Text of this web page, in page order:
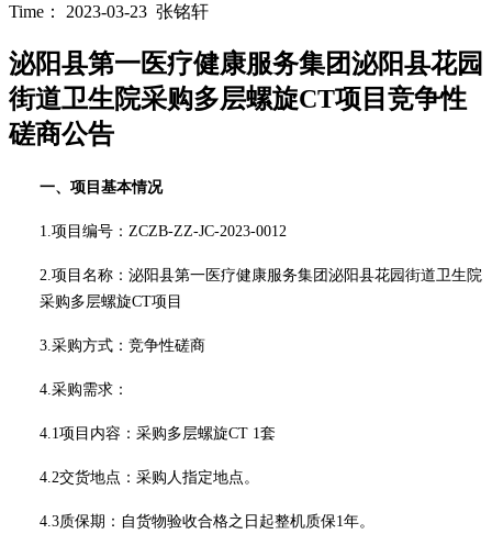
Time： 2023-03-23 张铭轩
泌阳县第一医疗健康服务集团泌阳县花园
街道卫生院采购多层螺旋CT项目竞争性
磋商公告
一、项目基本情况
1.项目编号： ZCZB-ZZ-JC-2023-0012
2.项目名称：泌阳县第一医疗健康服务集团泌阳县花园街道卫生院
采购多层螺旋CT项目
3.采购方式： 竞争性磋商
4.采购需求：
4.1项目内容： 采购多层螺旋CT 1套
4.2交货地点：采购人指定地点。
4.3质保期： 自货物验收合格之日起整机质保1年。